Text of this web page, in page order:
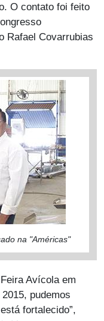
O contato foi feito
Rafael Covarrubias
na "Américas"
Avícola em
pudemos
fortalecido”,